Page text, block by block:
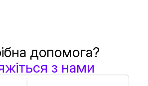
допомога?
з нами